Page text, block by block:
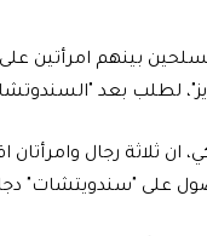
بينهم امرأتين
لطلب بعد
ان ثلاثة رجال وامرأتان
على "سندويتشات"